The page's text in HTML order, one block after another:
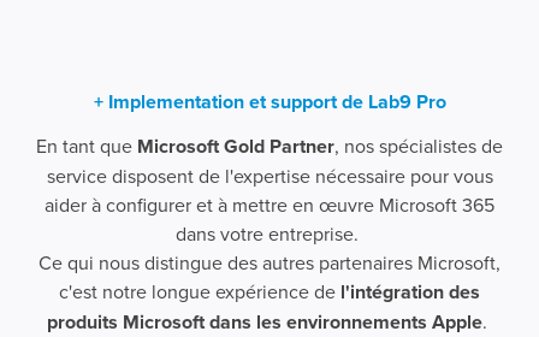
+ Implementation et support de Lab9 Pro
En tant que Microsoft Gold Partner, nos spécialistes de
service disposent de l'expertise nécessaire pour vous
aider à configurer et à mettre en œuvre Microsoft 365
dans votre entreprise.
Ce qui nous distingue des autres partenaires Microsoft,
c'est notre longue expérience de l'intégration des
produits Microsoft dans les environnements Apple.